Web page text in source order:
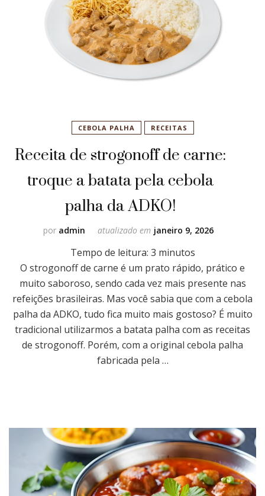
CEBOLA PALHA RECEITAS
Receita de strogonoff de carne:
troque a batata pela cebola
palha da ADKO!
por admin atualizado em janeiro 9, 2026
Tempo de leitura: 3 minutos
O strogonoff de carne é um prato rápido, prático e
muito saboroso, sendo cada vez mais presente nas
refeições brasileiras. Mas você sabia que com a cebola
palha da ADKO, tudo fica muito mais gostoso? É muito
tradicional utilizarmos a batata palha com as receitas
de strogonoff. Porém, com a original cebola palha
fabricada pela …